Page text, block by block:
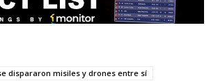
dispararon misiles y drones entre sí